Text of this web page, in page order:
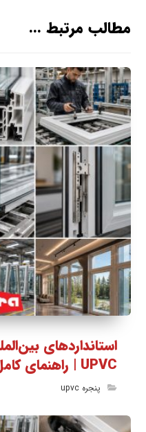
مطالب مرتبط ...
استانداردهای
UPVC | راهنمای کامل کیفیت و ایمنی
پنجره upvc